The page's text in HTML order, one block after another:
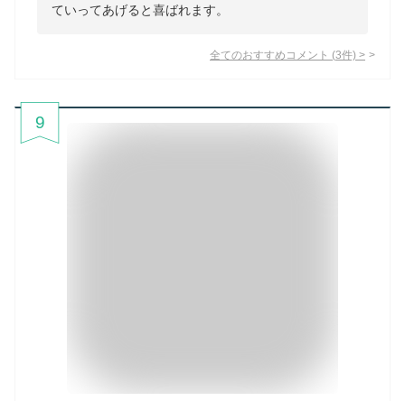
ていってあげると喜ばれます。
全てのおすすめコメント (3件) >
9